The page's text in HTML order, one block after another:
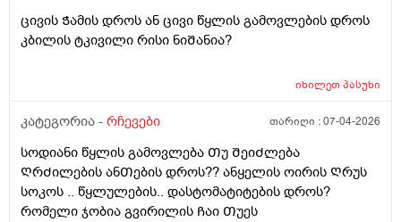
პასუხი, ვიდრე ექიმთან მივალ. ისიც არ ვიცი რა
მიმართულების ექიმს უნდა მივაკითხო.
ცივის Ჭამის დროს ან ცივი წყლის გამოვლების დროს
კბილის ტკივილი რისი ნიᲨანია?
იხილეთპასუხი
კატეგორია - რჩევები თარიღი :07-04-2026
სოდიანი წყლის გამოვლება Თუ ᲨეიᲫლება
ᲦრᲫილების ანᲗების დროს?? ანყელის ოირის Ღრუს
სოკოს .. წყლულების.. დასტომატიტების დროს?
რომელი ჯობია გვირილის Ჩაი Თუეს